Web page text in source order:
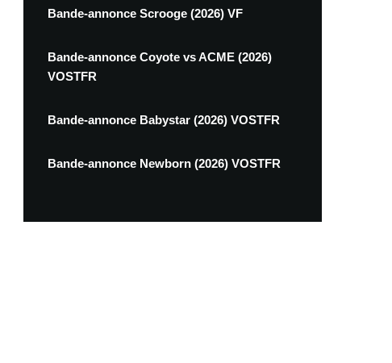
Bande-annonce Scrooge (2026) VF
Bande-annonce Coyote vs ACME (2026)
VOSTFR
Bande-annonce Babystar (2026) VOSTFR
Bande-annonce Newborn (2026) VOSTFR